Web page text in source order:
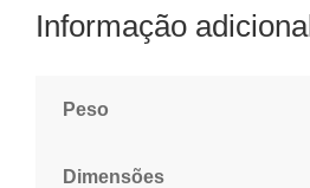
Informação adicional
Peso
Dimensões